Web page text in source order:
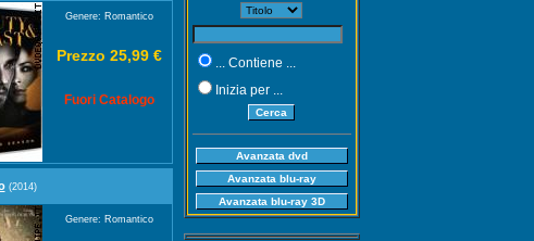
Genere: Romantico
Prezzo 25,99 €
Fuori Catalogo
(2014)
Genere: Romantico
... Contiene ...
Inizia per ...